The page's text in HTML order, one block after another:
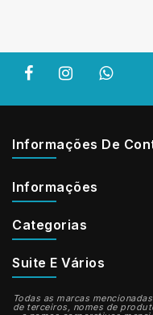
Informações De
Informações
Categorias
Suite E Vários
Todas as marcas
de terceiros, nomes de